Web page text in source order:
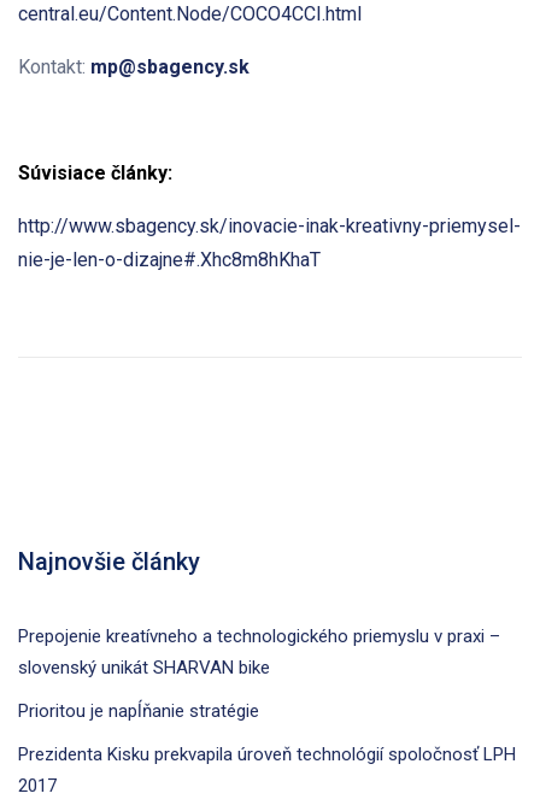
central.eu/Content.Node/COCO4CCI.html
Kontakt: mp@sbagency.sk
Súvisiace články:
http://www.sbagency.sk/inovacie-inak-kreativny-priemysel-
nie-je-len-o-dizajne#.Xhc8m8hKhaT
Najnovšie články
Prepojenie kreatívneho a technologického priemyslu v praxi –
slovenský unikát SHARVAN bike
Prioritou je napĺňanie stratégie
Prezidenta Kisku prekvapila úroveň technológií spoločnosť LPH
2017